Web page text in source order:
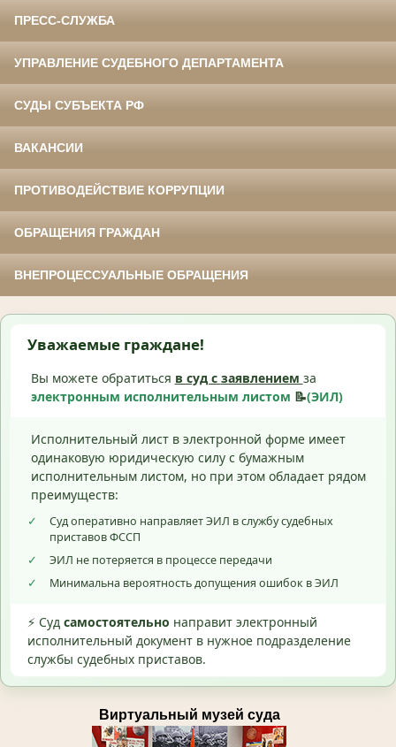
ПРЕСС-СЛУЖБА
УПРАВЛЕНИЕ СУДЕБНОГО ДЕПАРТАМЕНТА
СУДЫ СУБЪЕКТА РФ
ВАКАНСИИ
ПРОТИВОДЕЙСТВИЕ КОРРУПЦИИ
ОБРАЩЕНИЯ ГРАЖДАН
ВНЕПРОЦЕССУАЛЬНЫЕ ОБРАЩЕНИЯ
Уважаемые граждане!
Вы можете обратиться в суд с заявлением за
электронным исполнительным листом 📝(ЭИЛ)
Исполнительный лист в электронной форме имеет
одинаковую юридическую силу с бумажным
исполнительным листом, но при этом обладает рядом
преимуществ:
✓
Суд оперативно направляет ЭИЛ в службу судебных
приставов ФССП
✓
ЭИЛ не потеряется в процессе передачи
✓
Минимальна вероятность допущения ошибок в ЭИЛ
⚡ Суд самостоятельно направит электронный
исполнительный документ в нужное подразделение
службы судебных приставов.
Виртуальный музей суда